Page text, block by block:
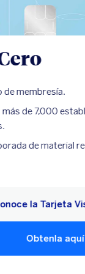
de membresía.
más de 7,000
de material
Obtenla aquí
la Tarjeta